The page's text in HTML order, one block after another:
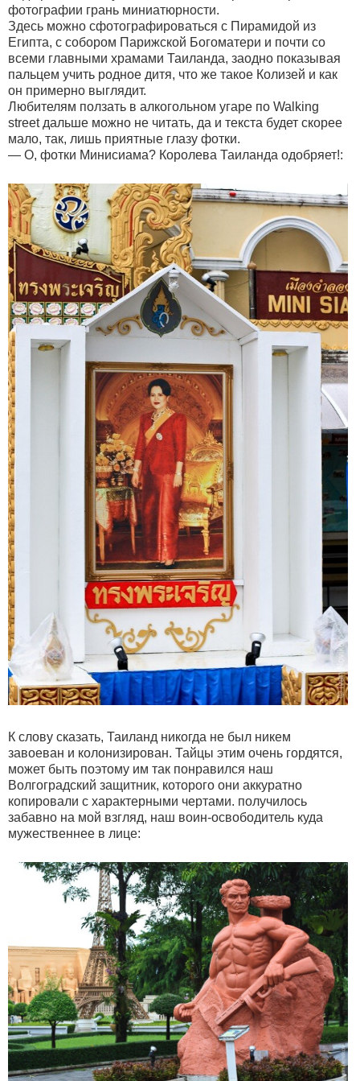
фотографии грань миниатюрности.
Здесь можно сфотографироваться с Пирамидой из
Египта, с собором Парижской Богоматери и почти со
всеми главными храмами Таиланда, заодно показывая
пальцем учить родное дитя, что же такое Колизей и как
он примерно выглядит.
Любителям ползать в алкогольном угаре по Walking
street дальше можно не читать, да и текста будет скорее
мало, так, лишь приятные глазу фотки.
— О, фотки Минисиама? Королева Таиланда одобряет!:
К слову сказать, Таиланд никогда не был никем
завоеван и колонизирован. Тайцы этим очень гордятся,
может быть поэтому им так понравился наш
Волгоградский защитник, которого они аккуратно
копировали с характерными чертами. получилось
забавно на мой взгляд, наш воин-освободитель куда
мужественнее в лице: